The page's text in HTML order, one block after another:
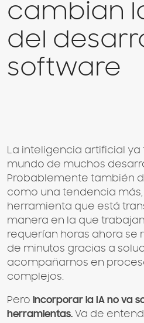
cambian
del
software
La inteligencia artificial ya
mundo de muchos
Probablemente también
como una tendencia
herramienta que está
manera en la que
requerían horas ahora se
de minutos gracias a
acompañarnos en
complejos.
Pero incorporar la IA no va
herramientas. Va de